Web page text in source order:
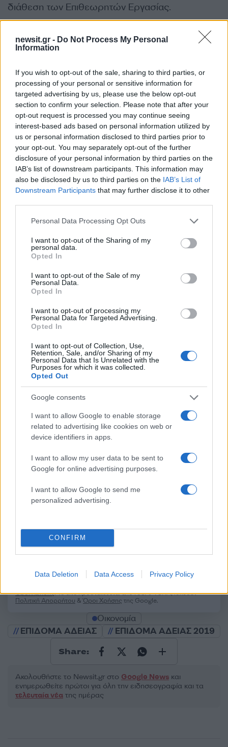
newsit.gr - Do Not Process My Personal
Information
If you wish to opt-out of the sale, sharing to third parties, or
processing of your personal or sensitive information for
targeted advertising by us, please use the below opt-out
section to confirm your selection. Please note that after your
opt-out request is processed you may continue seeing
interest-based ads based on personal information utilized by
us or personal information disclosed to third parties prior to
your opt-out. You may separately opt-out of the further
disclosure of your personal information by third parties on the
IAB’s list of downstream participants. This information may
also be disclosed by us to third parties on the IAB’s List of
Downstream Participants that may further disclose it to other
Please note that this website/app uses one or more Google
not limited to your visit or usage behaviour. You may click to
grant or deny consent to Google and its third-party tags to
use your data for below specified purposes in below Google
consent section.
Personal Data Processing Opt Outs
I want to opt-out of the Sharing of my
personal data.
Opted In
I want to opt-out of the Sale of my
Personal Data.
Opted In
I want to opt-out of processing my
Personal Data for Targeted Advertising.
Opted In
I want to opt-out of Collection, Use,
Retention, Sale, and/or Sharing of my
Personal Data that Is Unrelated with the
Purposes for which it was collected.
Opted Out
Google consents
I want to allow Google to enable storage
related to advertising like cookies on web or
device identifiers in apps.
I want to allow my user data to be sent to
Google for online advertising purposes.
I want to allow Google to send me
personalized advertising.
CONFIRM
Data Deletion Data Access Privacy Policy
διάθεση των Επιθεωρητών Εργασίας.
Με πληροφορίες απόkepea.gr
Σχόλια
Σχολίασε εδώ
50 /50
Υποβολή σχολίου
Όροι Χρήσης. Το site προστατεύεται από reCAPTCHA, ισχύουν
Πολιτική Απορρήτου &Όροι Χρήσης της Google.
Οικονομία
ΕΠΙΔΟΜΑ ΑΔΕΙΑΣ
ΕΠΙΔΟΜΑ ΑΔΕΙΑΣ 2019
Share:
Ακολουθήστε το Νewsit.gr στο Google News και
ενημερωθείτε πρώτοι για όλη την ειδησεογραφία και τα
τελευταία νέα της ημέρας
Στη ΓΑΔΑ η 46χρονη που
κατηγορείται για
της Μαρφίν - Μεταφέρθηκε
απευθείας από το
αεροδρόμιο
Τραμπ: «Ο πόλεμος με